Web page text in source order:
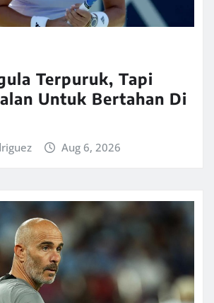
Terpuruk, Tapi
Untuk Bertahan Di
Aug 6, 2026